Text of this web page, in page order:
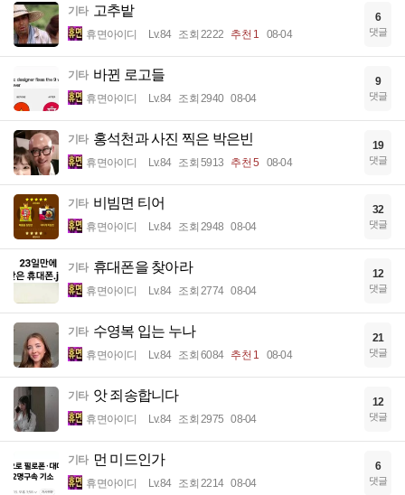
기타 고추밭
휴면아이디 Lv.84 조회 2222 추천 1 08-04
6
댓글
기타 바뀐 로고들
휴면아이디 Lv.84 조회 2940 08-04
9
댓글
기타 홍석천과 사진 찍은 박은빈
휴면아이디 Lv.84 조회 5913 추천 5 08-04
19
댓글
기타 비빔면 티어
휴면아이디 Lv.84 조회 2948 08-04
32
댓글
기타 휴대폰을 찾아라
휴면아이디 Lv.84 조회 2774 08-04
12
댓글
기타 수영복 입는 누나
휴면아이디 Lv.84 조회 6084 추천 1 08-04
21
댓글
기타 앗 죄송합니다
휴면아이디 Lv.84 조회 2975 08-04
12
댓글
기타 먼 미드인가
휴면아이디 Lv.84 조회 2214 08-04
6
댓글